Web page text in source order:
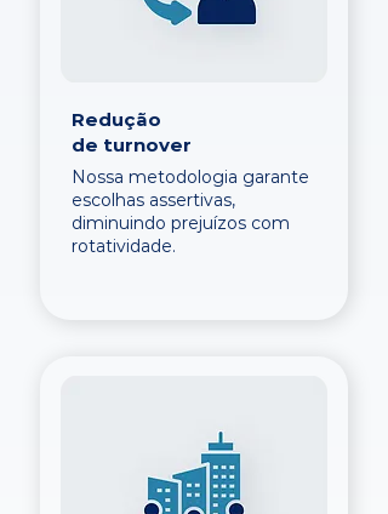
Redução
de turnover
Nossa metodologia garante
escolhas assertivas,
diminuindo prejuízos com
rotatividade.